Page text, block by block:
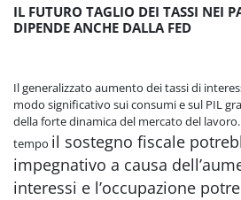
IL FUTURO TAGLIO DEI TASSI NEI
DIPENDE ANCHE DALLA FED
Il generalizzato aumento dei tassi di
modo significativo sui consumi e sul PIL
della forte dinamica del mercato del
tempo il sostegno fiscale
impegnativo a causa
interessi e l’occupazione